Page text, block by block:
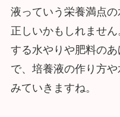
液っていう栄養満点
正しいかもしれませ
する水やりや肥料の
で、培養液の作り方
みていきますね。